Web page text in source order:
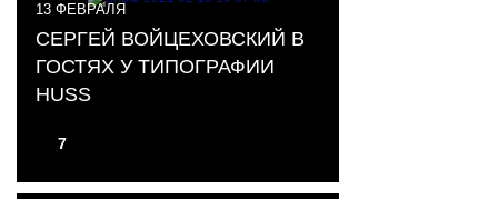
7
13 ФЕВРАЛЯ
СЕРГЕЙ ВОЙЦЕХОВСКИЙ В
ГОСТЯХ У ТИПОГРАФИИ
HUSS